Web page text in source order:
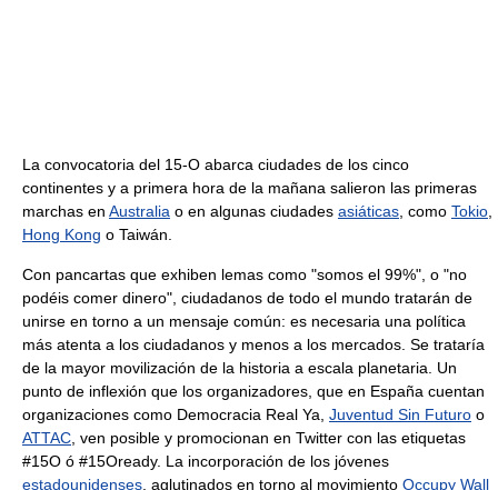
La convocatoria del 15-O abarca ciudades de los cinco
continentes y a primera hora de la mañana salieron las primeras
marchas en Australia o en algunas ciudades asiáticas , como Tokio
Hong Kong o Taiwán.
Con pancartas que exhiben lemas como "somos el 99%", o "no
podéis comer dinero", ciudadanos de todo el mundo tratarán de
unirse en torno a un mensaje común: es necesaria una política
más atenta a los ciudadanos y menos a los mercados. Se trataría
de la mayor movilización de la historia a escala planetaria. Un
punto de inflexión que los organizadores, que en España cuentan
organizaciones como Democracia Real Ya, Juventud Sin Futuro o
ATTAC , ven posible y promocionan en Twitter con las etiquetas
#15O ó #15Oready. La incorporación de los jóvenes
estadounidenses , aglutinados en torno al movimiento Occupy Wall